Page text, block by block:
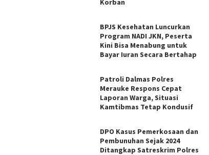
Korban
BPJS Kesehatan Luncurkan
Program NADI JKN, Peserta
Kini Bisa Menabung untuk
Bayar Iuran Secara Bertahap
Patroli Dalmas Polres
Merauke Respons Cepat
Laporan Warga, Situasi
Kamtibmas Tetap Kondusif
DPO Kasus Pemerkosaan dan
Pembunuhan Sejak 2024
Ditangkap Satreskrim Polres